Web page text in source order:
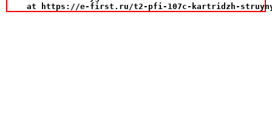
at https://e-first.ru/t2-pfi-107c-kartridzh-